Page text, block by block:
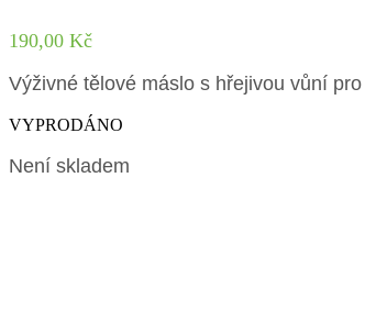
190,00 Kč
Výživné tělové máslo s hřejivou vůní
VYPRODÁNO
Není skladem